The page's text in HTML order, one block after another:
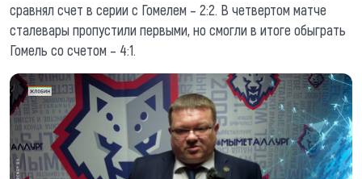
сравнял счет в серии с Гомелем – 2:2. В четвертом матче
сталевары пропустили первыми, но смогли в итоге обыграть
Гомель со счетом – 4:1.